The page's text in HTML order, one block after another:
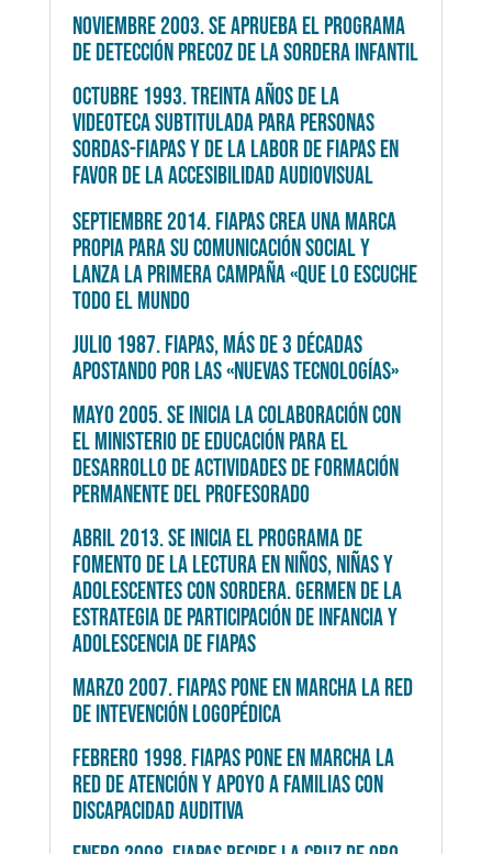
NOVIEMBRE 2003. SE APRUEBA EL PROGRAMA
DE DETECCIÓN PRECOZ DE LA SORDERA INFANTIL
OCTUBRE 1993. TREINTA AÑOS DE LA
VIDEOTECA SUBTITULADA PARA PERSONAS
SORDAS-FIAPAS Y DE LA LABOR DE FIAPAS EN
FAVOR DE LA ACCESIBILIDAD AUDIOVISUAL
SEPTIEMBRE2014. FIAPAS CREAUNAMARCA
PROPIA PARA SU COMUNICACIÓN SOCIAL Y
LANZA LA PRIMERA CAMPAÑA «QUE LO ESCUCHE
TODO EL MUNDO
JULIO 1987. FIAPAS, MÁS DE 3 DÉCADAS
APOSTANDO POR LAS «NUEVAS TECNOLOGÍAS»
MAYO 2005. SE INICIA LA COLABORACIÓN CON
EL MINISTERIO DE EDUCACIÓN PARA EL
DESARROLLO DE ACTIVIDADES DE FORMACIÓN
PERMANENTE DEL PROFESORADO
ABRIL 2013. SE INICIA EL PROGRAMA DE
FOMENTO DE LA LECTURA EN NIÑOS, NIÑAS Y
ADOLESCENTES CON SORDERA. GERMEN DE LA
ESTRATEGIA DE PARTICIPACIÓN DE INFANCIA Y
ADOLESCENCIA DE FIAPAS
MARZO 2007. FIAPAS PONE EN MARCHA LA RED
DE INTEVENCIÓN LOGOPÉDICA
FEBRERO 1998. FIAPAS PONE EN MARCHA LA
RED DE ATENCIÓN Y APOYO A FAMILIAS CON
DISCAPACIDAD AUDITIVA